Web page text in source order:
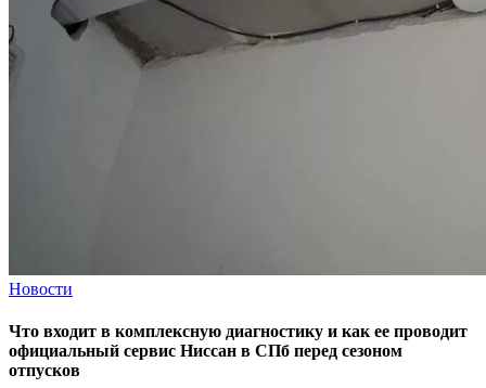
Новости
Что входит в комплексную диагностику и как ее проводит
официальный сервис Ниссан в СПб перед сезоном
отпусков